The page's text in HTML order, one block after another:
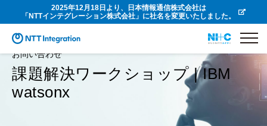
2025年12月18日より、日本情報通信株式会社は
「NTTインテグレーション株式会社」に社名を変更いたしました。
お問い合わせ
課題解決ワークショップ | IBM
watsonx